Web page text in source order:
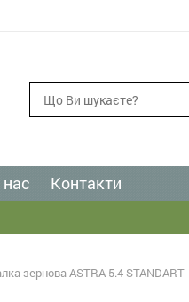
Контакти
зернова ASTRA 5.4 STANDART